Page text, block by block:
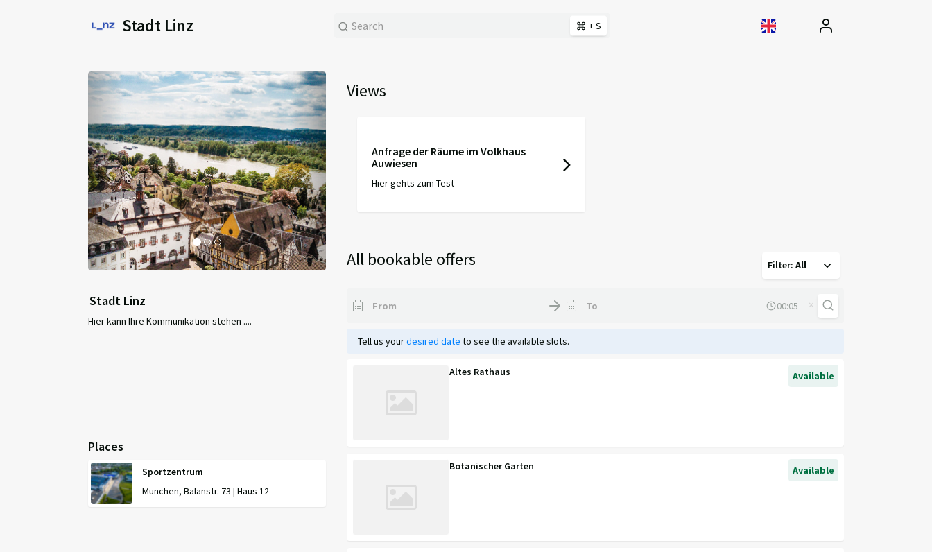
Stadt Linz + S
Previous Next
Stadt Linz
Hier kann Ihre Kommunikation stehen ....
Places
Sportzentrum
München, Balanstr. 73 | Haus 12
Views
Anfrage der Räume im Volkhaus
Auwiesen
Hier gehts zum Test
All bookable offers Filter: All
×
Tell us yourdesired date to see the available slots.
Altes Rathaus Available
Botanischer Garten Available